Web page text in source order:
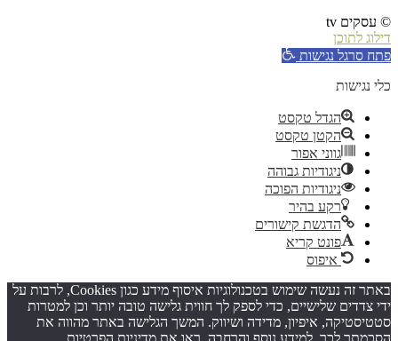
© עסקים tv
דילוג לתוכן
פתח סרגל נגישות
כלי נגישות
הגדל טקסט
הקטן טקסט
גווני אפור
ניגודיות גבוהה
ניגודיות הפוכה
רקע בהיר
הדגשת קישורים
פונט קריא
איפוס
באתר זה נעשה שימוש בטכנולוגיות איסוף מידע כגון Cookies, לרבות על
ידי צדדים שלישיים, כדי לספק לך חווית גלישה טובה יותר וכן למטרות
סטטיסטיקה, איפיון, מדידה ושיווק. המשך הגלישה באתר מהווה את
הסכמתך לכך. למידע נוסף והרחבה, ראו את מדיניות הפרטיות